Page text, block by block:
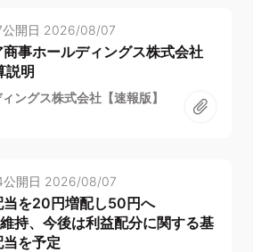
公開日 2026/08/07
商事ホールディングス株式会社
説明
ングス株式会社【速報版】
公開日 2026/08/07
当を20円増配し50円へ
持、今後は利益配分に関する基
を予定